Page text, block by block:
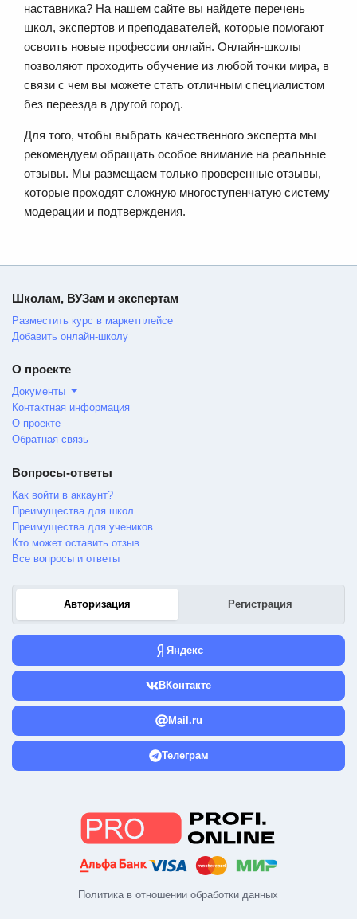
наставника? На нашем сайте вы найдете перечень
школ, экспертов и преподавателей, которые помогают
освоить новые профессии онлайн. Онлайн-школы
позволяют проходить обучение из любой точки мира, в
связи с чем вы можете стать отличным специалистом
без переезда в другой город.
Для того, чтобы выбрать качественного эксперта мы
рекомендуем обращать особое внимание на реальные
отзывы. Мы размещаем только проверенные отзывы,
которые проходят сложную многоступенчатую систему
модерации и подтверждения.
Политика в отношении обработки данных
Школам, ВУЗам и экспертам
Разместить курс в маркетплейсе
Добавить онлайн-школу
О проекте
Документы
Контактная информация
О проекте
Обратная связь
Вопросы-ответы
Как войти в аккаунт?
Преимущества для школ
Преимущества для учеников
Кто может оставить отзыв
Все вопросы и ответы
Авторизация Регистрация
Яндекс
ВКонтакте
Mail.ru
Телеграм